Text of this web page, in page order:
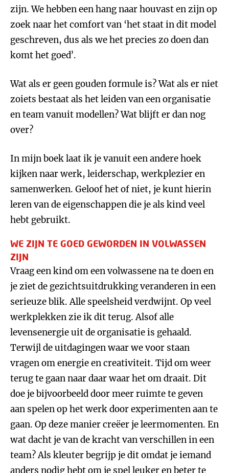
zijn. We hebben een hang naar houvast en zijn op
zoek naar het comfort van ‘het staat in dit model
geschreven, dus als we het precies zo doen dan
komt het goed’.
Wat als er geen gouden formule is? Wat als er niet
zoiets bestaat als het leiden van een organisatie
en team vanuit modellen? Wat blijft er dan nog
over?
In mijn boek laat ik je vanuit een andere hoek
kijken naar werk, leiderschap, werkplezier en
samenwerken. Geloof het of niet, je kunt hierin
leren van de eigenschappen die je als kind veel
hebt gebruikt.
WE ZIJN TE GOED GEWORDEN IN VOLWASSEN
ZIJN
Vraag een kind om een volwassene na te doen en
je ziet de gezichtsuitdrukking veranderen in een
serieuze blik. Alle speelsheid verdwijnt. Op veel
werkplekken zie ik dit terug. Alsof alle
levensenergie uit de organisatie is gehaald.
Terwijl de uitdagingen waar we voor staan
vragen om energie en creativiteit. Tijd om weer
terug te gaan naar daar waar het om draait. Dit
doe je bijvoorbeeld door meer ruimte te geven
aan spelen op het werk door experimenten aan te
gaan. Op deze manier creëer je leermomenten. En
wat dacht je van de kracht van verschillen in een
team? Als kleuter begrijp je dit omdat je iemand
anders nodig hebt om je spel leuker en beter te